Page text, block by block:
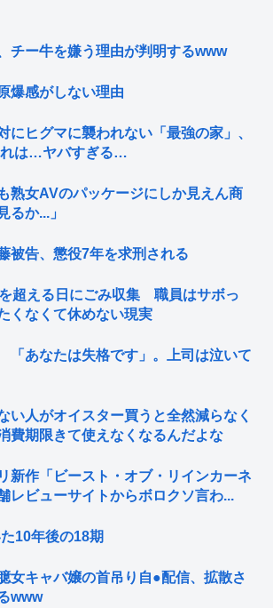
チー牛を嫌う理由が判明するwww
爆感がしない理由
にヒグマに襲われない「最強の家」、
れは…ヤバすぎる…
熟女AVのパッケージにしか見えん商
るか...」
被告、懲役7年を求刑される
超える日にごみ収集 職員はサボっ
くなくて休めない現実
あなたは失格です」。上司は泣いて
い人がオイスター買うと全然減らなく
費期限きて使えなくなるんだよな
新作「ビースト・オブ・リインカーネ
レビューサイトからボロクソ言わ...
10年後の18期
女キャバ嬢の首吊り自●配信、拡散さ
www